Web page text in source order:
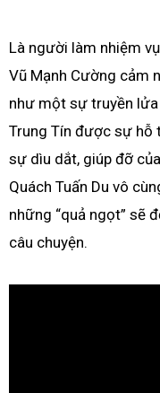
Là người làm nhiệm
Vũ Mạnh Cường cảm
như một sự truyền
Trung Tín được sự hỗ
sự dìu dắt, giúp đỡ
Quách Tuấn Du vô
những “quả ngọt” sẽ
câu chuyện.